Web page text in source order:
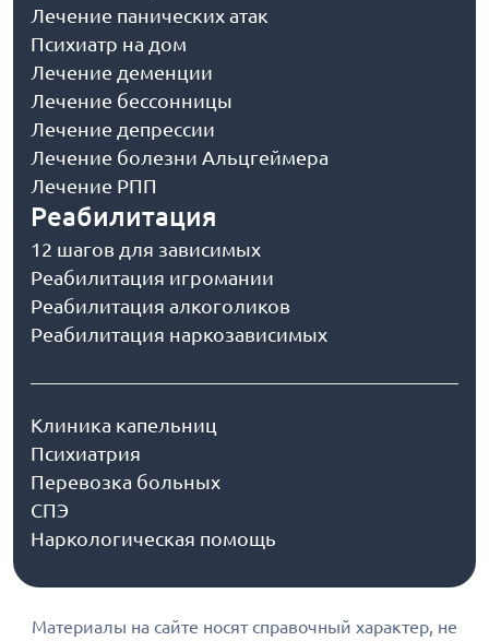
Лечение панических атак
Психиатр на дом
Лечение деменции
Лечение бессонницы
Лечение депрессии
Лечение болезни Альцгеймера
Лечение РПП
Реабилитация
12 шагов для зависимых
Реабилитация игромании
Реабилитация алкоголиков
Реабилитация наркозависимых
Клиника капельниц
Психиатрия
Перевозка больных
СПЭ
Наркологическая помощь
Материалы на сайте носят справочный характер, не